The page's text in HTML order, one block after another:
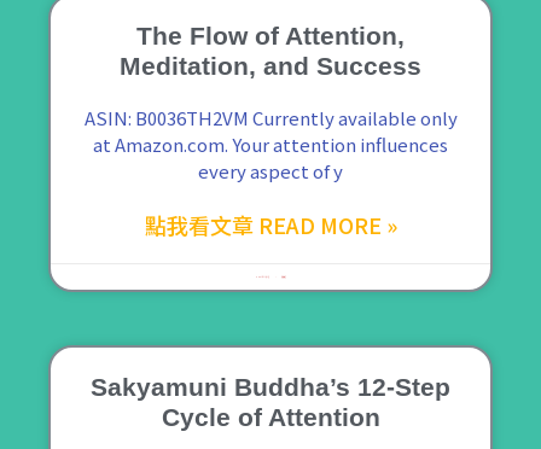
The Flow of Attention,
Meditation, and Success
ASIN: B0036TH2VM Currently available only
at Amazon.com. Your attention influences
every aspect of y
點我看文章 READ MORE »
Sakyamuni Buddha’s 12-Step
Cycle of Attention